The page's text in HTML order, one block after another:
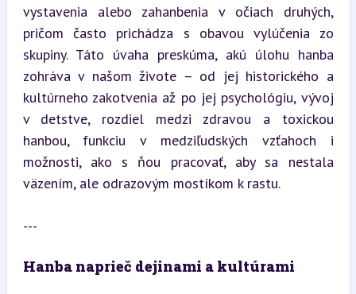
vystavenia alebo zahanbenia v očiach druhých,
pričom často prichádza s obavou vylúčenia zo
skupiny. Táto úvaha preskúma, akú úlohu hanba
zohráva v našom živote – od jej historického a
kultúrneho zakotvenia až po jej psychológiu, vývoj
v detstve, rozdiel medzi zdravou a toxickou
hanbou, funkciu v medziľudských vzťahoch i
možnosti, ako s ňou pracovať, aby sa nestala
väzením, ale odrazovým mostíkom k rastu.
---
Hanba naprieč dejinami a kultúrami